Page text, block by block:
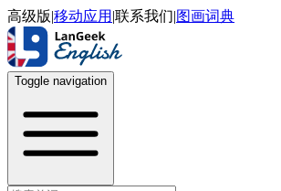
高级版|移动应用 |联系我们|图画词典
Toggle navigation